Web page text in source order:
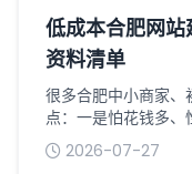
最忌讳直接照搬端页
低成本合肥网
资料清单
很多合肥中小商家
点：一是怕花钱多
久，折腾一两个月还
示、产品宣传、基础
2026-07-27